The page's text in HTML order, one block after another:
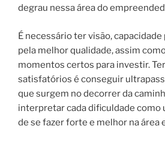
degrau nessa área do
É necessário ter visão,
pela melhor qualidade, assim
momentos certos para investir.
satisfatórios é conseguir
que surgem no decorrer da
interpretar cada dificuldade como
de se fazer forte e melhor na área